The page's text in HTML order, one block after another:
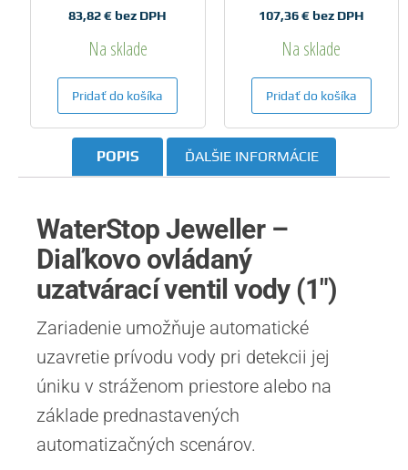
83,82€ bez DPH
Na sklade
Pridať do košíka
107,36€bez DPH
Na sklade
Pridať do košíka
POPIS ĎALŠIE INFORMÁCIE
WaterStop Jeweller –
Diaľkovo ovládaný
uzatvárací ventil vody (1″)
Zariadenie umožňuje automatické
uzavretie prívodu vody pri detekcii jej
úniku v stráženom priestore alebo na
základe prednastavených
automatizačných scenárov.